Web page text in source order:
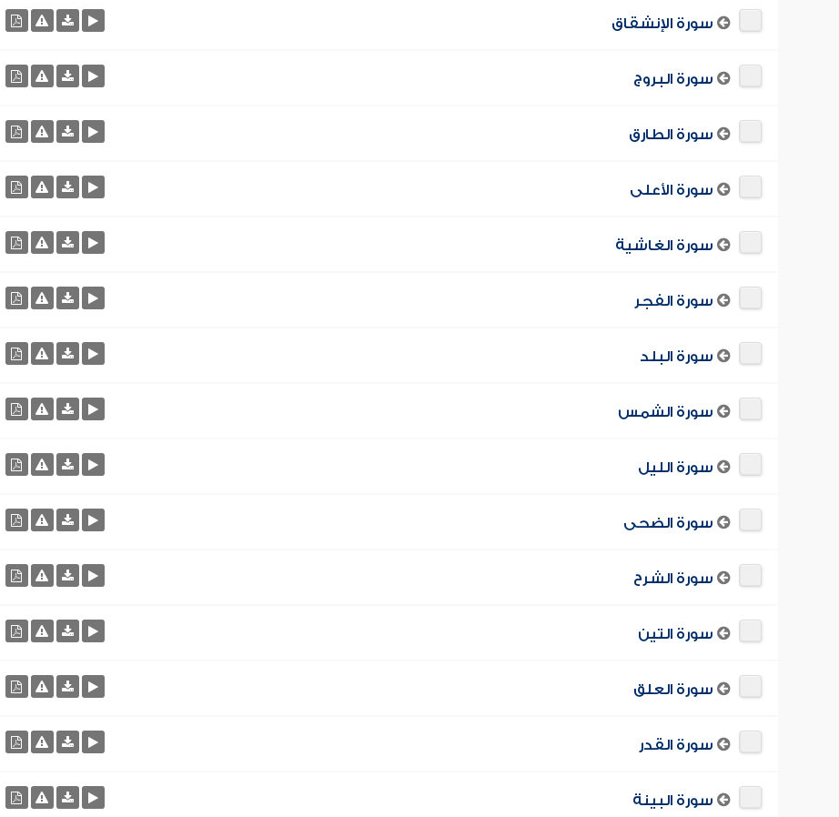
سورة الإنشقاق
سورة البروج
سورة الطارق
سورة الأعلى
سورة الغاشية
سورة الفجر
سورة البلد
سورة الشمس
سورة الليل
سورة الضحى
سورة الشرح
سورة التين
سورة العلق
سورة القدر
سورة البينة